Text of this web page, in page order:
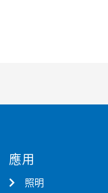
應用
照明